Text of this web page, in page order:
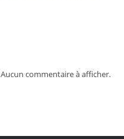
Aucun commentaire à afficher.